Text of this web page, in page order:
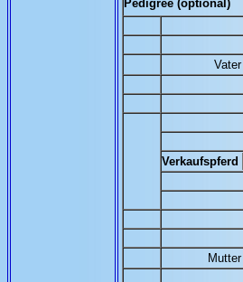
Pedigree (optional)
Vater
Verkaufspferd
Mutter